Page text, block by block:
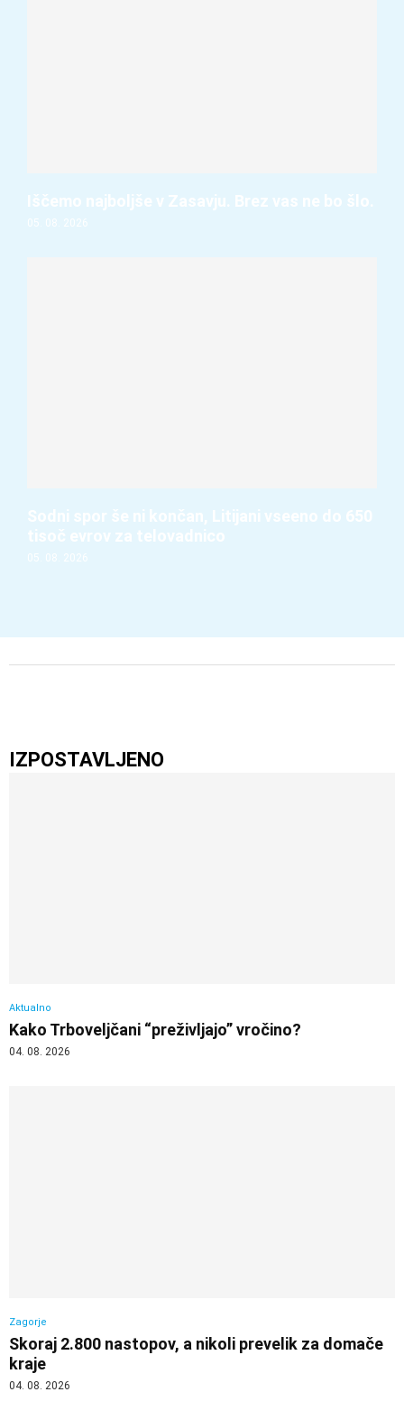
Iščemo najboljše v Zasavju. Brez vas ne bo šlo.
05. 08. 2026
Sodni spor še ni končan, Litijani vseeno do 650
tisoč evrov za telovadnico
05. 08. 2026
IZPOSTAVLJENO
Aktualno
Kako Trboveljčani “preživljajo” vročino?
04. 08. 2026
Zagorje
Skoraj 2.800 nastopov, a nikoli prevelik za domače
kraje
04. 08. 2026